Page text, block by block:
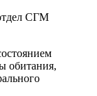
СГМ
обитания,